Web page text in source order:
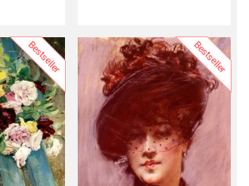
Bestseller Bestseller